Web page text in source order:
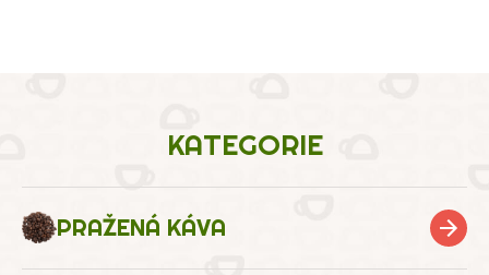
KATEGORIE
PRAŽENÁ KÁVA